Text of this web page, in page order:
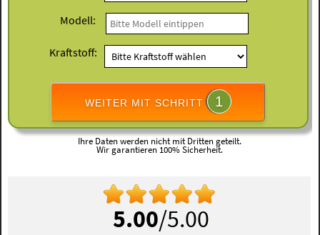
Modell:
Kraftstoff:
WEITER MIT SCHRITT 1
Ihre Daten werden nicht mit Dritten geteilt.
Wir garantieren 100% Sicherheit.
5.00/5.00